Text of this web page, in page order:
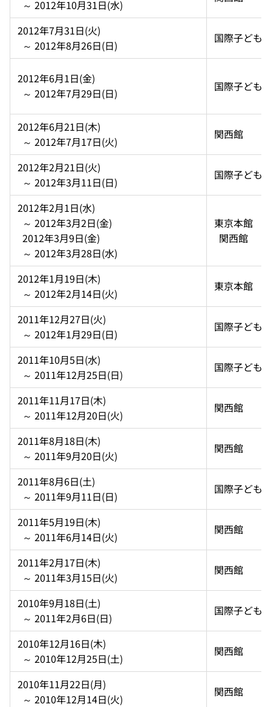
  ～ 2012年10月31日(水)
2012年7月31日(火)
  ～ 2012年8月26日(日)
国際子ども
2012年6月1日(金)
  ～ 2012年7月29日(日)
国際子ども
2012年6月21日(木)
  ～ 2012年7月17日(火)
関西館
2012年2月21日(火)
  ～ 2012年3月11日(日)
国際子ども
2012年2月1日(水)
  ～ 2012年3月2日(金)
  2012年3月9日(金)
  ～ 2012年3月28日(水)
東京本館
  関西館
2012年1月19日(木)
  ～ 2012年2月14日(火)
東京本館
2011年12月27日(火)
  ～ 2012年1月29日(日)
国際子ども
2011年10月5日(水)
  ～ 2011年12月25日(日)
国際子ども
2011年11月17日(木)
  ～ 2011年12月20日(火)
関西館
2011年8月18日(木)
  ～ 2011年9月20日(火)
関西館
2011年8月6日(土)
  ～ 2011年9月11日(日)
国際子ども
2011年5月19日(木)
  ～ 2011年6月14日(火)
関西館
2011年2月17日(木)
  ～ 2011年3月15日(火)
関西館
2010年9月18日(土)
  ～ 2011年2月6日(日)
国際子ども
2010年12月16日(木)
  ～ 2010年12月25日(土)
関西館
2010年11月22日(月)
  ～ 2010年12月14日(火)
関西館